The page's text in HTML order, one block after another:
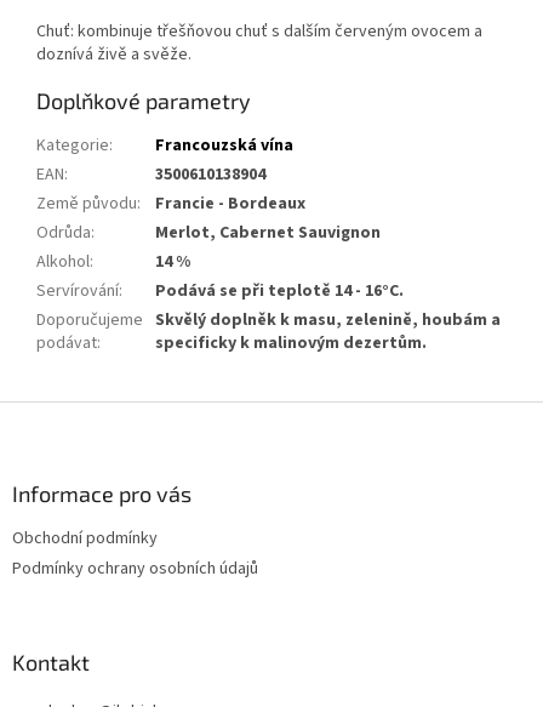
Chuť: kombinuje třešňovou chuť s dalším červeným ovocem a
doznívá živě a svěže.
Doplňkové parametry
Kategorie:
Francouzská vína
EAN:
3500610138904
Země původu:
Francie - Bordeaux
Odrůda:
Merlot, Cabernet Sauvignon
Alkohol:
14 %
Servírování:
Podává se při teplotě 14 - 16°C.
Doporučujeme
podávat:
Skvělý doplněk k masu, zelenině, houbám a
specificky k malinovým dezertům.
Informace pro vás
Obchodní podmínky
Podmínky ochrany osobních údajů
Kontakt